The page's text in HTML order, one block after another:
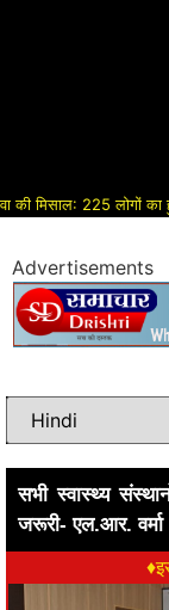
225 लोगों का हुआ
Advertisements
सभी स्वास्थ्य
जरूरी- एल.आर. वर्मा